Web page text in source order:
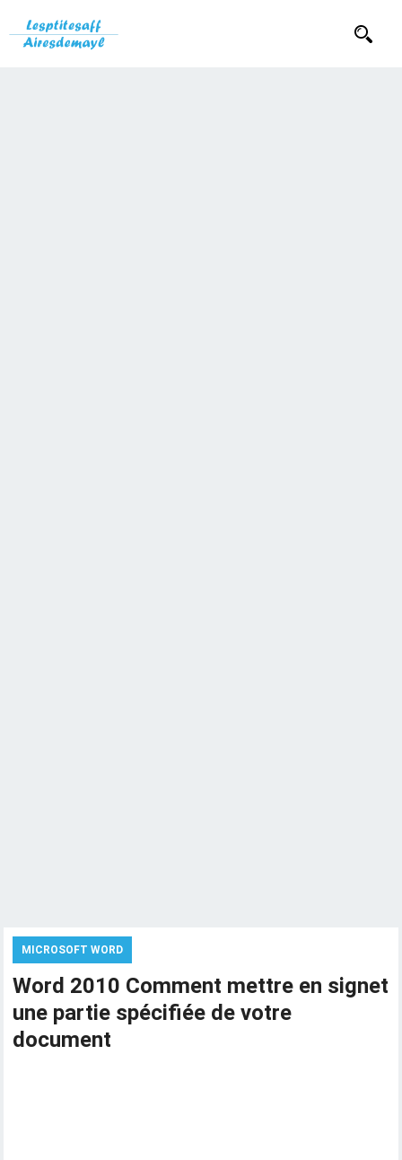
MICROSOFT WORD
Word 2010 Comment mettre en signet
une partie spécifiée de votre
document